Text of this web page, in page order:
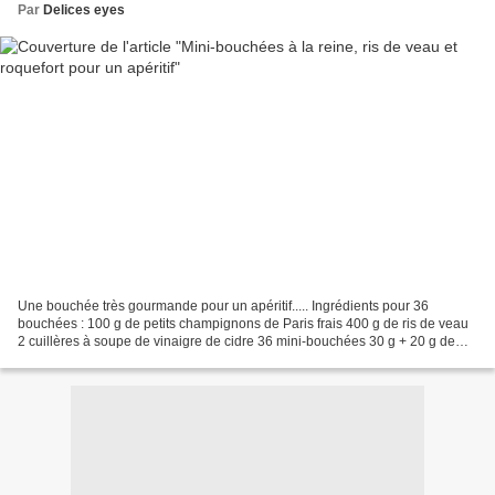
Par Delices eyes
Une bouchée très gourmande pour un apéritif..... Ingrédients pour 36
bouchées : 100 g de petits champignons de Paris frais 400 g de ris de veau
2 cuillères à soupe de vinaigre de cidre 36 mini-bouchées 30 g + 20 g de